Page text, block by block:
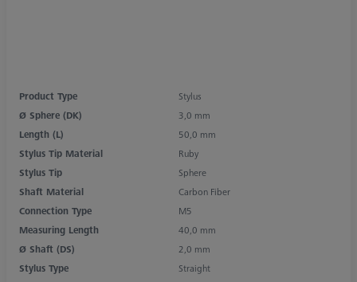
Product Type
Stylus
Ø Sphere (DK)
3,0 mm
Length (L)
50,0 mm
Stylus Tip Material
Ruby
Stylus Tip
Sphere
Shaft Material
Carbon Fiber
Connection Type
M5
Measuring Length
40,0 mm
Ø Shaft (DS)
2,0 mm
Stylus Type
Straight